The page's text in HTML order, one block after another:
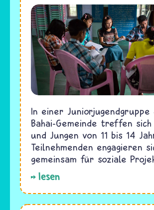
In einer Juniorjugendgruppe
Bahai-Gemeinde treffen sich
und Jungen von 11 bis 14
Teilnehmenden engagieren
gemeinsam für soziale
lesen